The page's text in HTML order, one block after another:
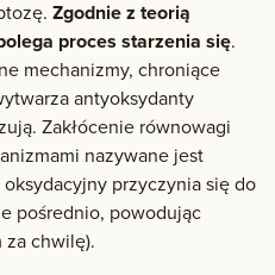
Zgodnie z teorią
proces starzenia się.
mechanizmy, chroniące
antyoksydanty
Zakłócenie równowagi
nazywane jest
przyczynia się do
pośrednio, powodując
chwilę).